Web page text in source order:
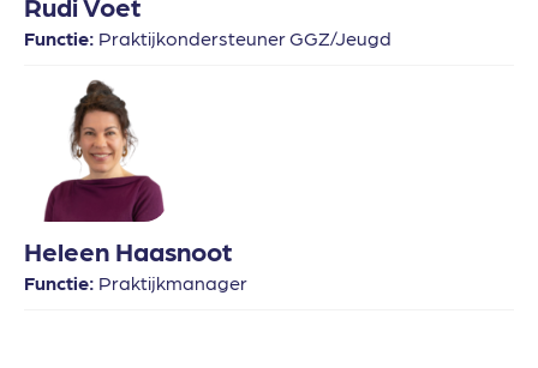
Functie: Praktijkondersteuner GGZ/Jeugd
Heleen Haasnoot
Functie: Praktijkmanager